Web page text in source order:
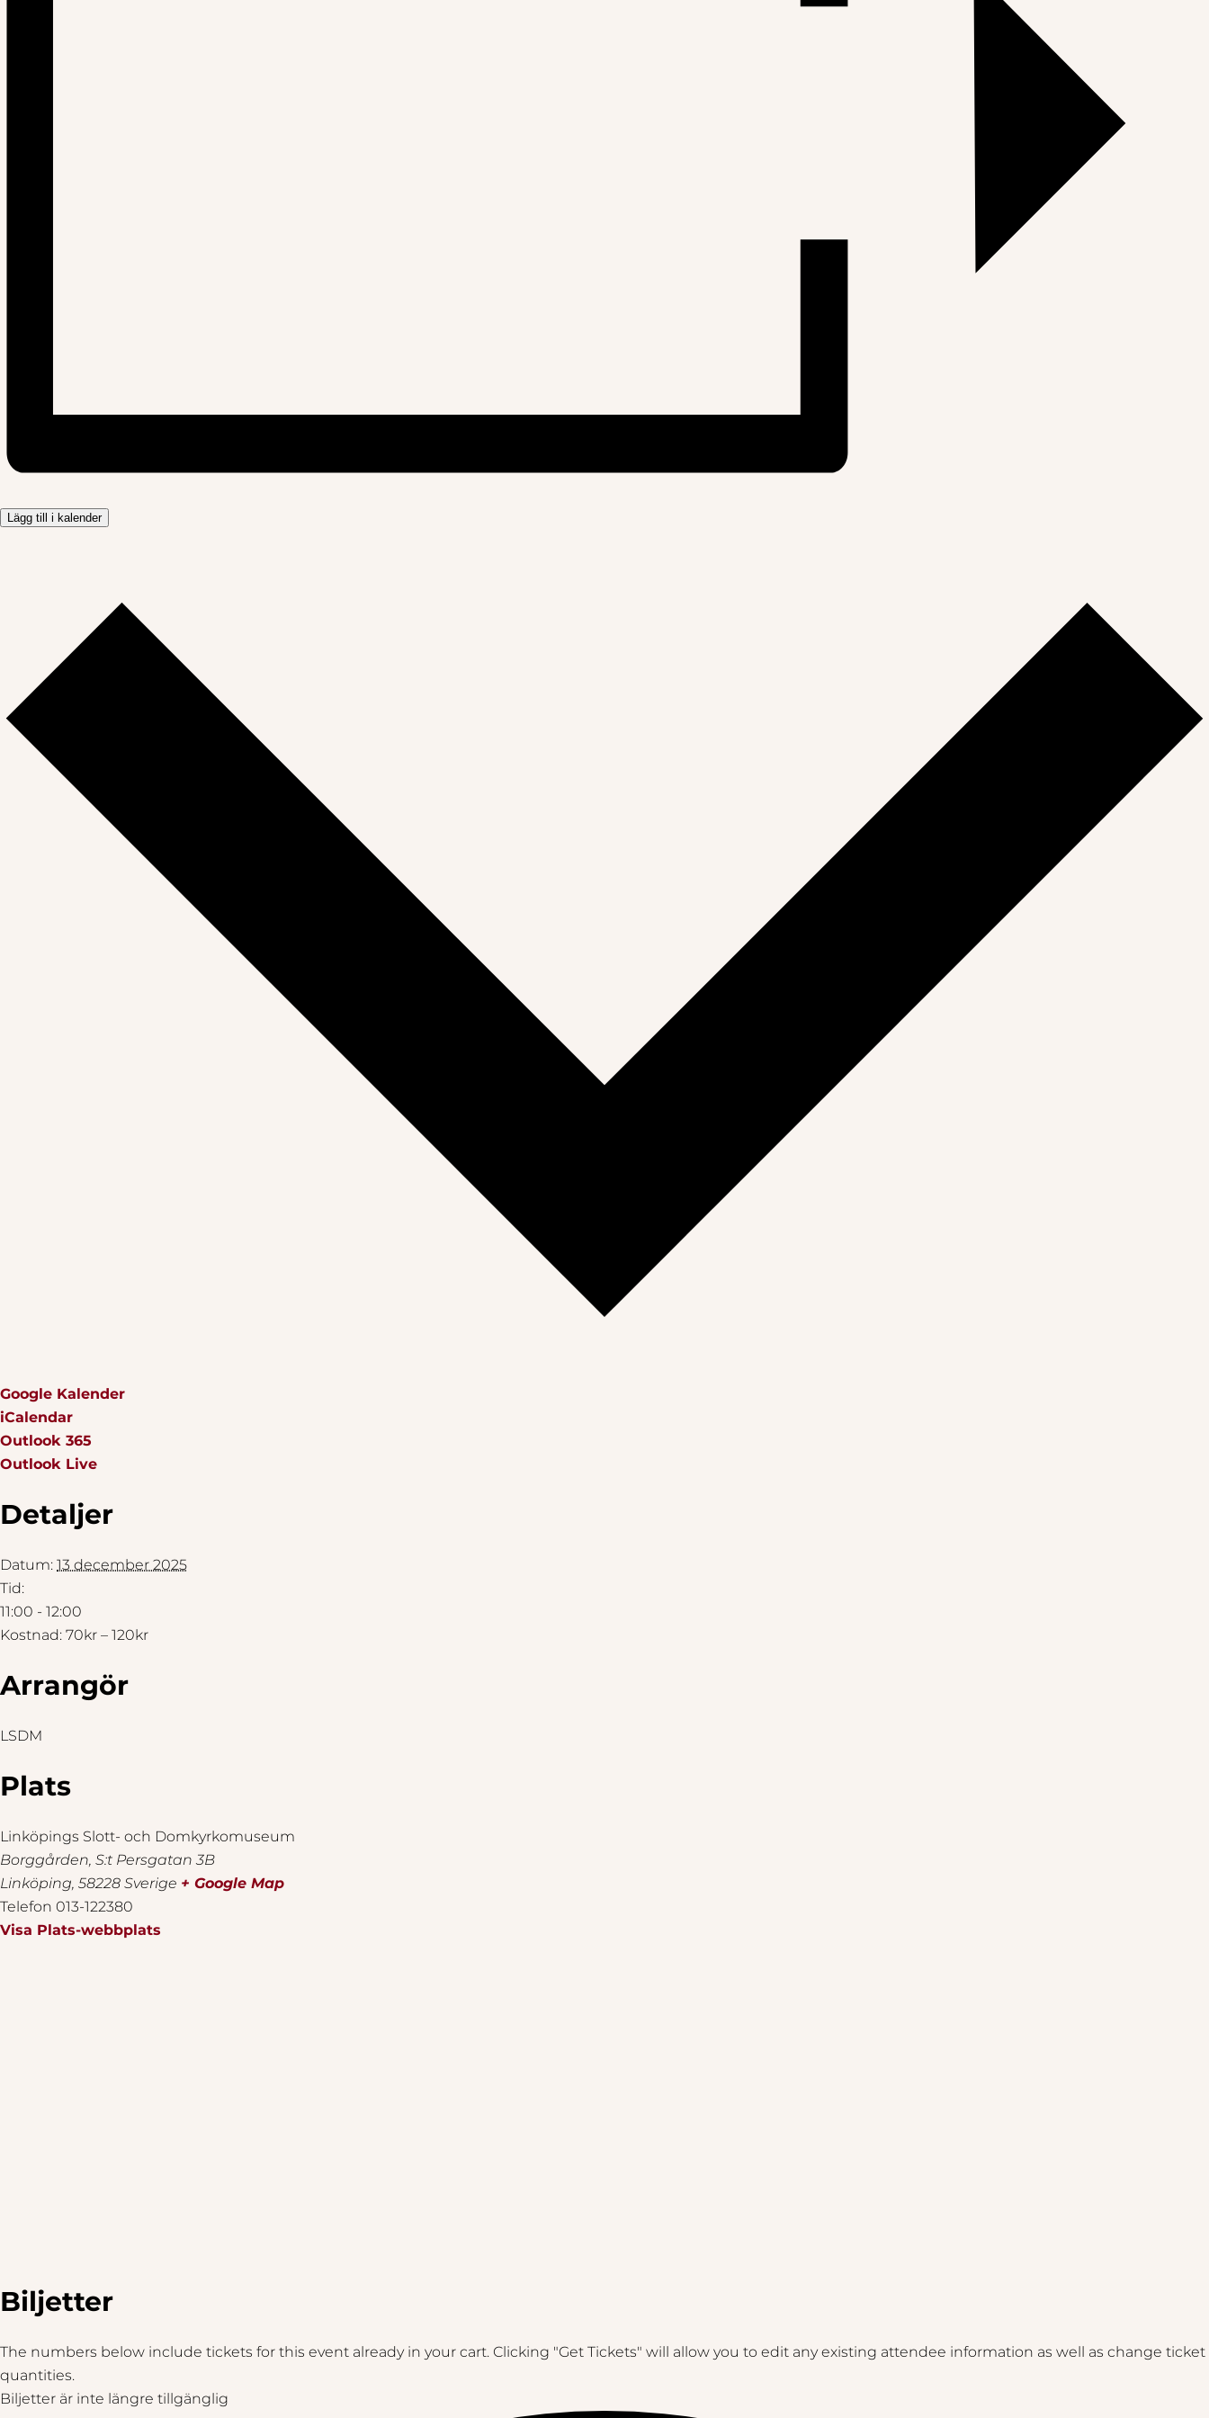
Lägg till i kalender
Google Kalender
iCalendar
Outlook 365
Outlook Live
Detaljer
Datum: 13 december 2025
Tid:
11:00 - 12:00
Kostnad: 70kr – 120kr
Arrangör
LSDM
Plats
Linköpings Slott- och Domkyrkomuseum
Borggården, S:t Persgatan 3B
Linköping, 58228 Sverige + Google Map
Telefon 013-122380
Visa Plats-webbplats
Biljetter
The numbers below include tickets for this event already in your cart. Clicking "Get Tickets" will allow you to edit any existing attendee information as well as change ticket
quantities.
Biljetter är inte längre tillgänglig